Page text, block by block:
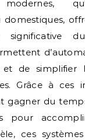
domestiques,
significative
et de simplifier
Grâce à ces
gagner du
pour
ces